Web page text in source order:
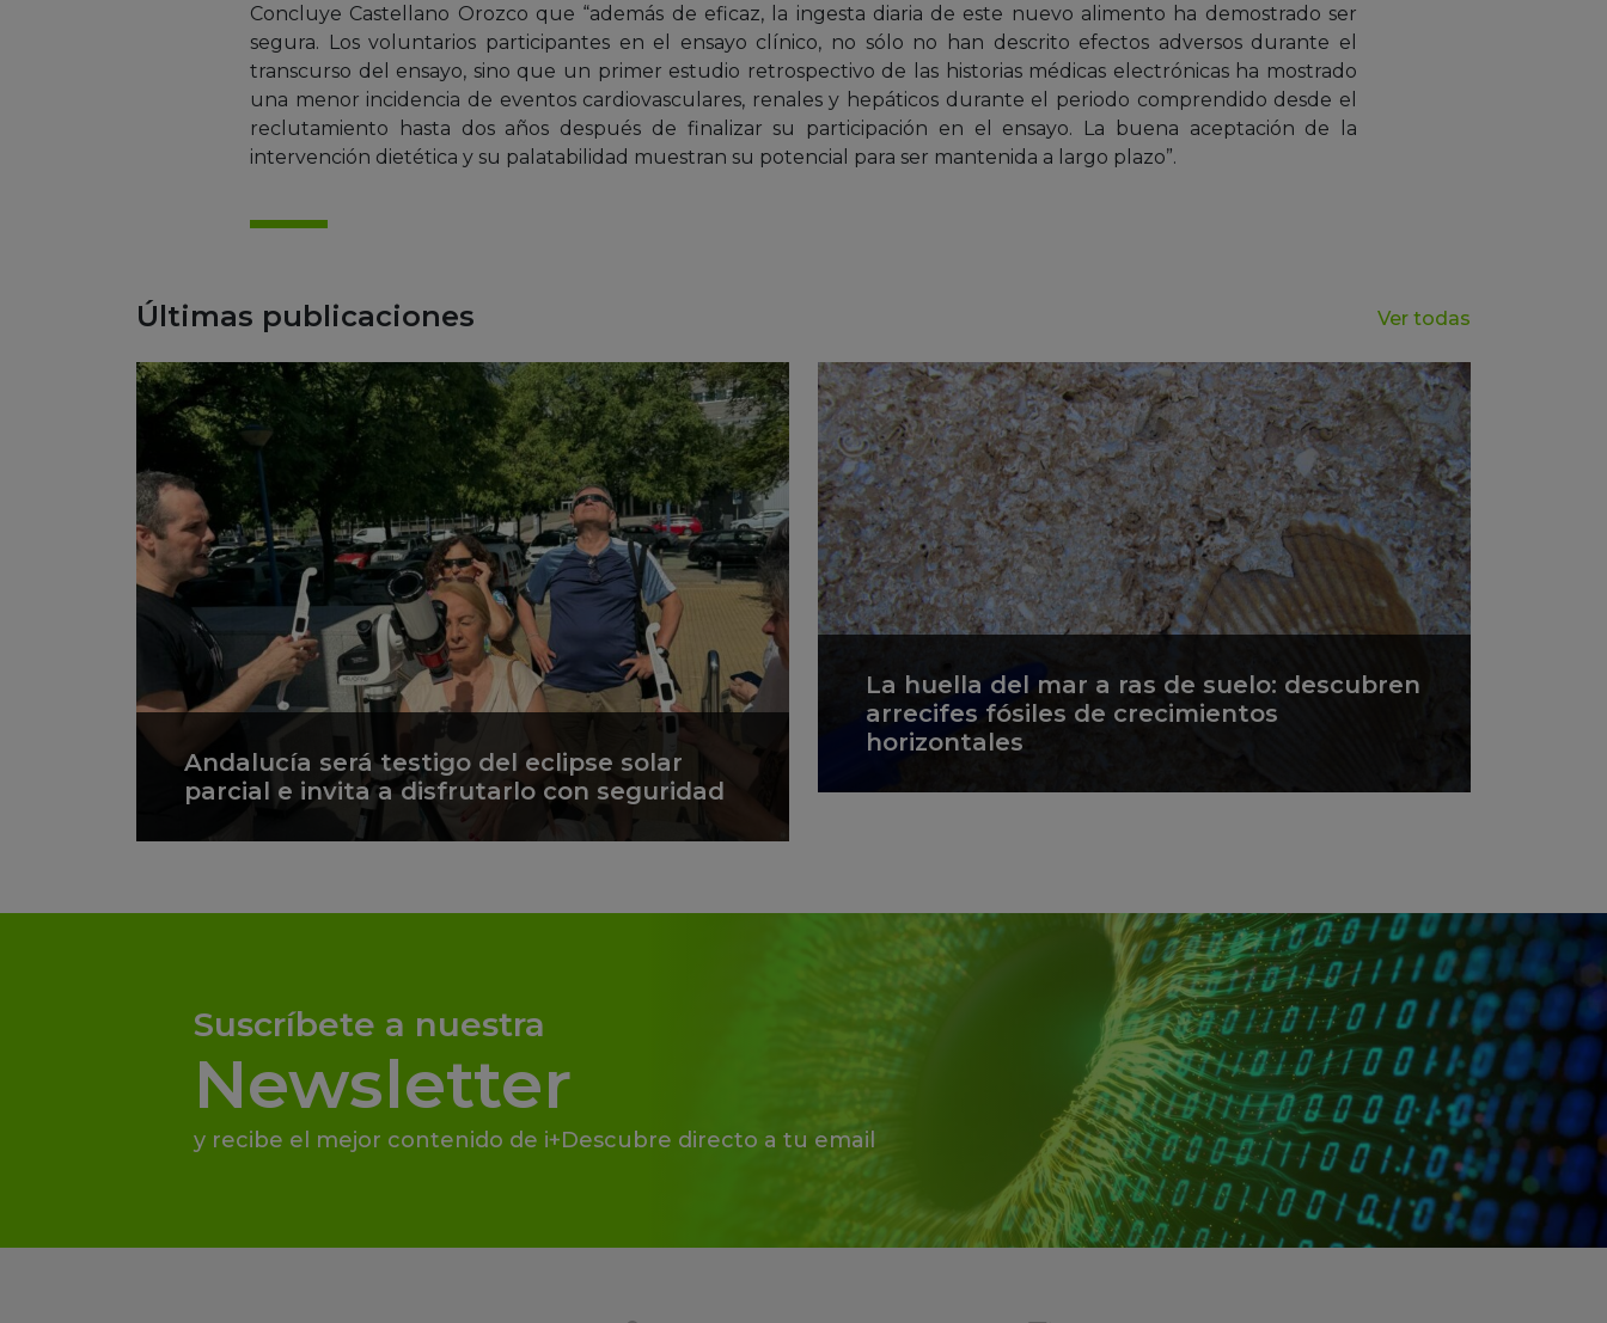
Concluye Castellano Orozco que “además de eficaz, la ingesta diaria de este nuevo alimento ha demostrado ser
segura. Los voluntarios participantes en el ensayo clínico, no sólo no han descrito efectos adversos durante el
transcurso del ensayo, sino que un primer estudio retrospectivo de las historias médicas electrónicas ha mostrado
una menor incidencia de eventos cardiovasculares, renales y hepáticos durante el periodo comprendido desde el
reclutamiento hasta dos años después de finalizar su participación en el ensayo. La buena aceptación de la
intervención dietética y su palatabilidad muestran su potencial para ser mantenida a largo plazo”.
Últimas publicaciones Ver todas
Andalucía será testigo del eclipse solar
parcial e invita a disfrutarlo con seguridad
La huella del mar a ras de suelo: descubren
arrecifes fósiles de crecimientos
horizontales
Suscríbete a nuestra
Newsletter
y recibe el mejor contenido de i+Descubre directo a tu email